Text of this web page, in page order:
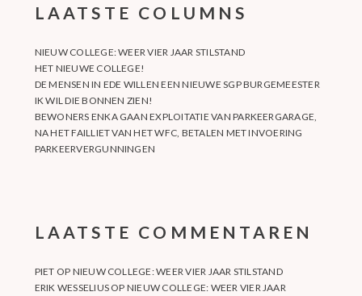
LAATSTE COLUMNS
NIEUW COLLEGE: WEER VIER JAAR STILSTAND
HET NIEUWE COLLEGE!
DE MENSEN IN EDE WILLEN EEN NIEUWE SGP BURGEMEESTER
IK WIL DIE BONNEN ZIEN!
BEWONERS ENKA GAAN EXPLOITATIE VAN PARKEERGARAGE,
NA HET FAILLIET VAN HET WFC, BETALEN MET INVOERING
PARKEERVERGUNNINGEN
LAATSTE COMMENTAREN
PIET OP NIEUW COLLEGE: WEER VIER JAAR STILSTAND
ERIK WESSELIUS OP NIEUW COLLEGE: WEER VIER JAAR